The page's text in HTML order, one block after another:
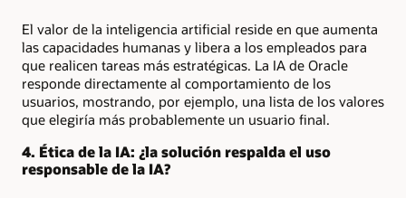
El valor de la inteligencia artificial reside en que aumenta
las capacidades humanas y libera a los empleados para
que realicen tareas más estratégicas. La IA de Oracle
responde directamente al comportamiento de los
usuarios, mostrando, por ejemplo, una lista de los valores
que elegiría más probablemente un usuario final.
4. Ética de la IA: ¿la solución respalda el uso
responsable de la IA?